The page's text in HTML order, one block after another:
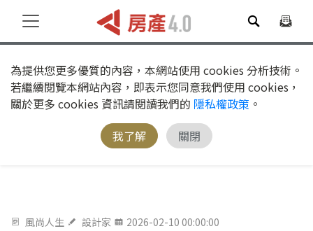
為提供您更多優質的內容，本網站使用 cookies 分析技術。
若繼續閱覽本網站內容，即表示您同意我們使用 cookies，
關於更多 cookies 資訊請閱讀我們的 隱私權政策 。
我了解
關閉
風尚人生 設計家 2026-02-10 00:00:00